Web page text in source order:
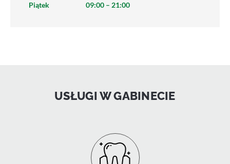
Piątek
09:00 – 21:00
USŁUGI W GABINECIE